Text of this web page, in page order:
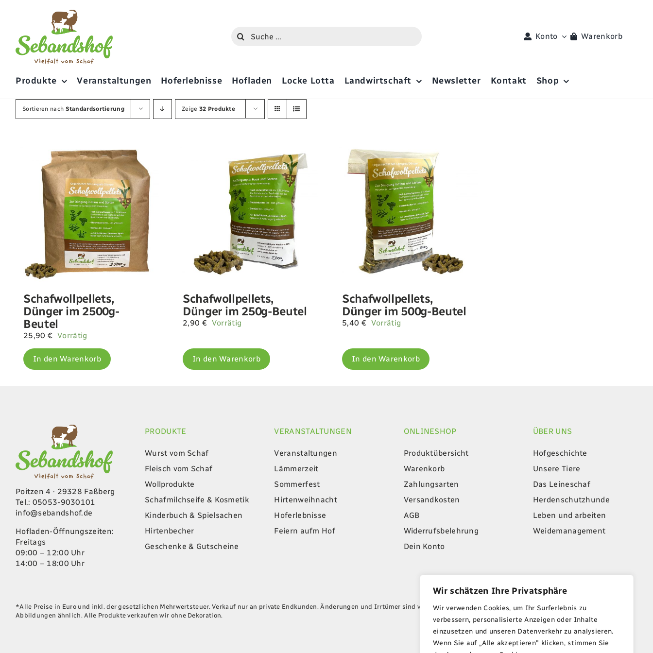
Wir schätzen Ihre Privatsphäre
Wir verwenden Cookies, um Ihr Surferlebnis zu
verbessern, personalisierte Anzeigen oder Inhalte
einzusetzen und unseren Datenverkehr zu analysieren.
Wenn Sie auf „Alle akzeptieren" klicken, stimmen Sie
Suche
nach:
Konto Warenkorb
Produkte Veranstaltungen Hoferlebnisse Hofladen Locke Lotta Landwirtschaft Newsletter Kontakt Shop
Sortieren nach Standardsortierung Zeige 32 Produkte
Schafwollpellets,
Dünger im 2500g-
Beutel
25,90 € Vorrätig
In den Warenkorb
Schafwollpellets,
Dünger im 250g-Beutel
2,90 € Vorrätig
In den Warenkorb
Schafwollpellets,
Dünger im 500g-Beutel
5,40 € Vorrätig
In den Warenkorb
Poitzen 4 · 29328 Faßberg
Tel.: 05053-9030101
info@sebandshof.de
Hofladen-Öffnungszeiten:
Freitags
09:00 – 12:00 Uhr
14:00 – 18:00 Uhr
PRODUKTE
Wurst vom Schaf
Fleisch vom Schaf
Wollprodukte
Schafmilchseife & Kosmetik
Kinderbuch & Spielsachen
Hirtenbecher
Geschenke & Gutscheine
VERANSTALTUNGEN
Veranstaltungen
Lämmerzeit
Sommerfest
Hirtenweihnacht
Hoferlebnisse
Feiern aufm Hof
ONLINESHOP
Produktübersicht
Warenkorb
Zahlungsarten
Versandkosten
AGB
Widerrufsbelehrung
Dein Konto
ÜBER UNS
Hofgeschichte
Unsere Tiere
Das Leineschaf
Herdenschutzhunde
Leben und arbeiten
Weidemanagement
*Alle Preise in Euro und inkl. der gesetzlichen Mehrwertsteuer. Verkauf nur an private Endkunden. Änderungen und Irrtümer sind vorbehalten. Unsere Angebote gelten nur solange der Vorrat reicht.
Abbildungen ähnlich. Alle Produkte verkaufen wir ohne Dekoration.